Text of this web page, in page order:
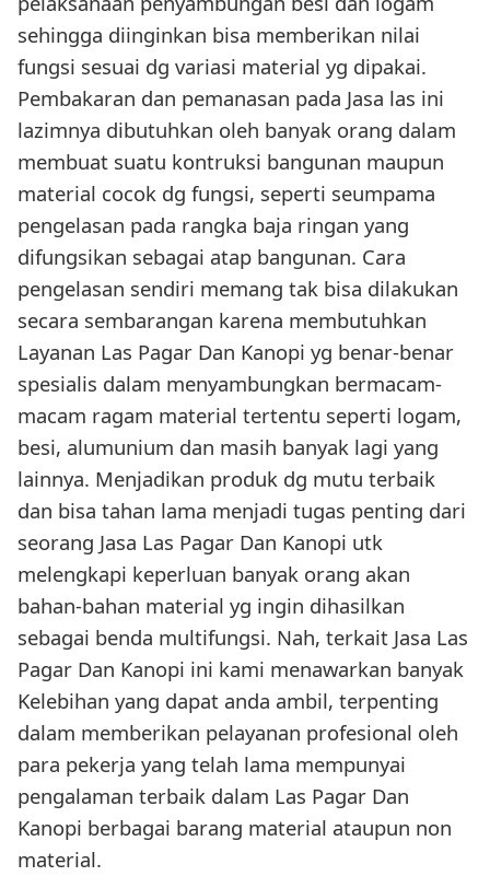
sehingga diinginkan bisa memberikan nilai
fungsi sesuai dg variasi material yg dipakai.
Pembakaran dan pemanasan pada Jasa las ini
lazimnya dibutuhkan oleh banyak orang dalam
membuat suatu kontruksi bangunan maupun
material cocok dg fungsi, seperti seumpama
pengelasan pada rangka baja ringan yang
difungsikan sebagai atap bangunan. Cara
pengelasan sendiri memang tak bisa dilakukan
secara sembarangan karena membutuhkan
Layanan Las Pagar Dan Kanopi yg benar-benar
spesialis dalam menyambungkan bermacam-
macam ragam material tertentu seperti logam,
besi, alumunium dan masih banyak lagi yang
lainnya. Menjadikan produk dg mutu terbaik
dan bisa tahan lama menjadi tugas penting dari
seorang Jasa Las Pagar Dan Kanopi utk
melengkapi keperluan banyak orang akan
bahan-bahan material yg ingin dihasilkan
sebagai benda multifungsi. Nah, terkait Jasa Las
Pagar Dan Kanopi ini kami menawarkan banyak
Kelebihan yang dapat anda ambil, terpenting
dalam memberikan pelayanan profesional oleh
para pekerja yang telah lama mempunyai
pengalaman terbaik dalam Las Pagar Dan
Kanopi berbagai barang material ataupun non
material.